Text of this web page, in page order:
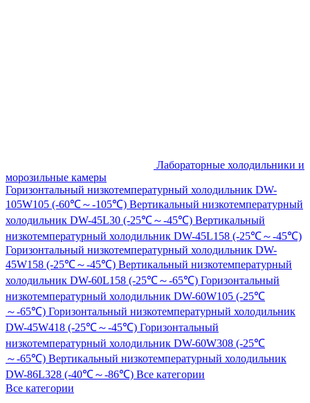
Лабораторные холодильники и
морозильные камеры
Горизонтальный низкотемпературный холодильник DW-
105W105 (-60℃～-105℃) Вертикальный низкотемпературный
холодильник DW-45L30 (-25℃～-45℃) Вертикальный
низкотемпературный холодильник DW-45L158 (-25℃～-45℃)
Горизонтальный низкотемпературный холодильник DW-
45W158 (-25℃～-45℃) Вертикальный низкотемпературный
холодильник DW-60L158 (-25℃～-65℃) Горизонтальный
низкотемпературный холодильник DW-60W105 (-25℃
～-65℃) Горизонтальный низкотемпературный холодильник
DW-45W418 (-25℃～-45℃) Горизонтальный
низкотемпературный холодильник DW-60W308 (-25℃
～-65℃) Вертикальный низкотемпературный холодильник
DW-86L328 (-40℃～-86℃) Все категории
Все категории